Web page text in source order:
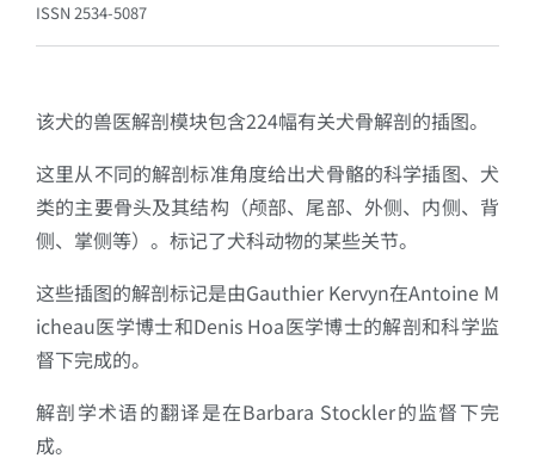
ISSN 2534-5087
该犬的兽医解剖模块包含224幅有关犬骨解剖的插图。
这里从不同的解剖标准角度给出犬骨骼的科学插图、犬
类的主要骨头及其结构（颅部、尾部、外侧、内侧、背
侧、掌侧等）。标记了犬科动物的某些关节。
这些插图的解剖标记是由Gauthier Kervyn在Antoine M
icheau医学博士和Denis Hoa医学博士的解剖和科学监
督下完成的。
解剖学术语的翻译是在Barbara Stockler的监督下完
成。